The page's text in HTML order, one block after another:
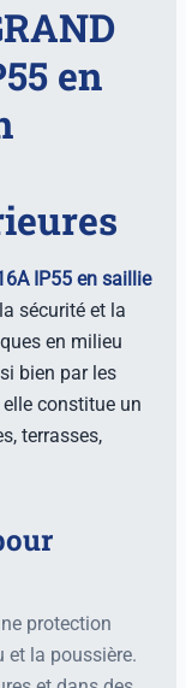
en
IP55 en saillie
sécurité et la
en milieu
bien par les
constitue un
terrasses,
protection
et la poussière.